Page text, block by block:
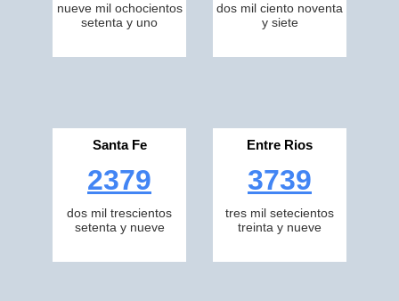
nueve mil ochocientos
setenta y uno
dos mil ciento noventa
y siete
Santa Fe
2379
dos mil trescientos
setenta y nueve
Entre Rios
3739
tres mil setecientos
treinta y nueve